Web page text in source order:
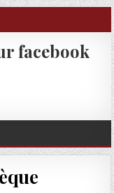
facebook